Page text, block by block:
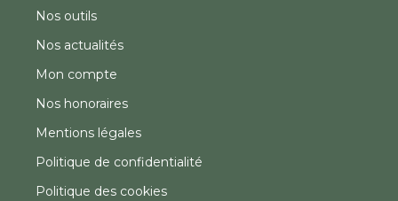
Nos outils
Nos actualités
Mon compte
Nos honoraires
Mentions légales
Politique de confidentialité
Politique des cookies